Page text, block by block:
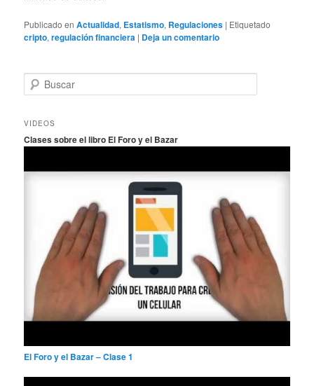
Publicado en Actualidad, Estatismo, Regulaciones | Etiquetado
cripto,regulación financiera | Deja un comentario
u
c
r
VIDEOS
Clases sobre el libro El Foro y el Bazar
El Foro y el Bazar – Clase 1